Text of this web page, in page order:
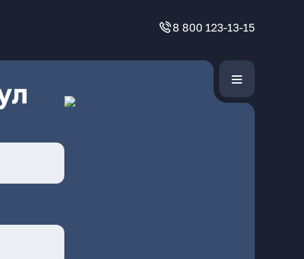
8 800 123-13-15